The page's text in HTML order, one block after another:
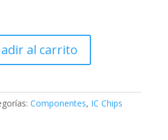
al carrito
Componentes, IC Chips